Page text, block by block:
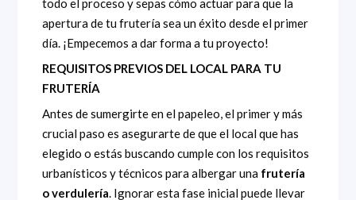
todo el proceso y sepas cómo actuar para que la
apertura de tu frutería sea un éxito desde el primer
día. ¡Empecemos a dar forma a tu proyecto!
REQUISITOS PREVIOS DEL LOCAL PARA TU
FRUTERÍA
Antes de sumergirte en el papeleo, el primer y más
crucial paso es asegurarte de que el local que has
elegido o estás buscando cumple con los requisitos
urbanísticos y técnicos para albergar una frutería
o verdulería. Ignorar esta fase inicial puede llevar